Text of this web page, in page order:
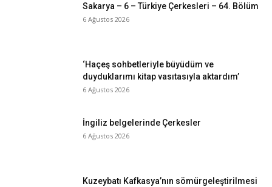
Sakarya – 6 – Türkiye Çerkesleri – 64. Bölüm
6 Ağustos 2026
‘Haçeş sohbetleriyle büyüdüm ve
duyduklarımı kitap vasıtasıyla aktardım’
6 Ağustos 2026
İngiliz belgelerinde Çerkesler
6 Ağustos 2026
Kuzeybatı Kafkasya’nın sömürgeleştirilmesi